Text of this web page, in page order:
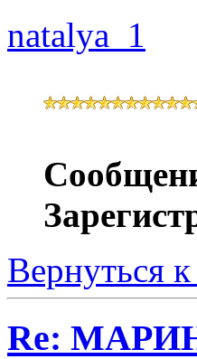
natalya_1
Вернуться
Re: